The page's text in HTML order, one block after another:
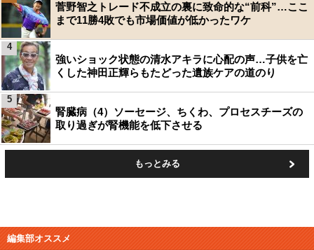
菅野智之トレード不成立の裏に致命的な“前科”…ここ
まで11勝4敗でも市場価値が低かったワケ
強いショック状態の清水アキラに心配の声…子供を亡
くした神田正輝らもたどった遺族ケアの道のり
4
腎臓病（4）ソーセージ、ちくわ、プロセスチーズの
取り過ぎが腎機能を低下させる
5
もっとみる
編集部オススメ